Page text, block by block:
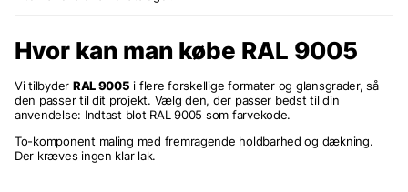
Hvor kan man købe RAL 9005
Vi tilbyder RAL 9005 i flere forskellige formater og glansgrader, så
den passer til dit projekt. Vælg den, der passer bedst til din
anvendelse: Indtast blot RAL 9005 som farvekode.
To-komponent maling med fremragende holdbarhed og dækning.
Der kræves ingen klar lak.